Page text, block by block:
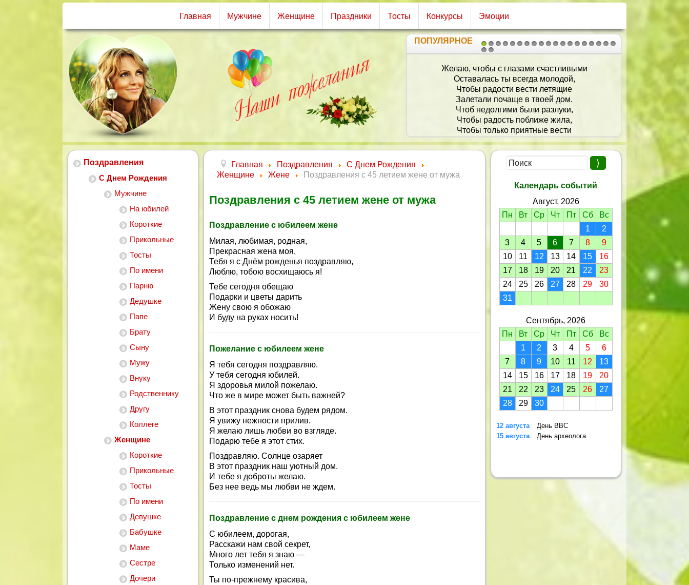
Главная Мужчине Женщине Праздники Тосты Конкурсы Эмоции
1 2
2021
ПОПУЛЯРНОЕ
Много-много тебе денег –
Наличных, безналичных!
Много-много страсти
Хоть это — дело личное,
Множество покупок –
Шоппинг – вещь отличная!
И много тебе счастья –
Оно не будет лишним!
Поздравления
С Днем Рождения
Мужчине
На юбилей
Короткие
Прикольные
Тосты
По имени
Парню
Дедушке
Папе
Брату
Сыну
Мужу
Внуку
Родственнику
Другу
Коллеге
Женщине
Короткие
Прикольные
Тосты
По имени
Девушке
Бабушке
Маме
Сестре
Дочери
Главная Поздравления
С Днем Рождения
Женщине
Жене Поздравления с 45 летием жене от мужа
Поздравления с 45 летием жене от мужа
Поздравление с юбилеем жене
Милая, любимая, родная,
Прекрасная жена моя,
Тебя я с Днём рожденья поздравляю,
Люблю, тобою восхищаюсь я!
Тебе сегодня обещаю
Подарки и цветы дарить
Жену свою я обожаю
И буду на руках носить!
Пожелание с юбилеем жене
Я тебя сегодня поздравляю.
У тебя сегодня юбилей.
Я здоровья милой пожелаю.
Что же в мире может быть важней?
В этот праздник снова будем рядом.
Я увижу нежности прилив.
Я желаю лишь любви во взгляде.
Подарю тебе я этот стих.
Поздравляю. Солнце озаряет
В этот праздник наш уютный дом.
И тебе я доброты желаю.
Без нее ведь мы любви не ждем.
Поздравление с днем рождения с юбилеем жене
С юбилеем, дорогая,
Расскажи нам свой секрет,
Много лет тебя я знаю —
Только изменений нет.
Ты по-прежнему красива,
Календарь событий
Август, 2026
Пн
Вт Ср Чт Пт Сб
Вс
1
2
3
4 5 6 7 8
9
10
11 12 13 14 15
16
17
18 19 20 21 22
23
24
25 26 27 28 29
30
31
Сентябрь, 2026
Пн
Вт Ср Чт Пт Сб
Вс
1
2 3 4 5
6
7
8 9 10 11 12
13
14
15 16 17 18 19
20
21
22 23 24 25 26
27
28
29 30
12 августа
День ВВС
15 августа
День археолога